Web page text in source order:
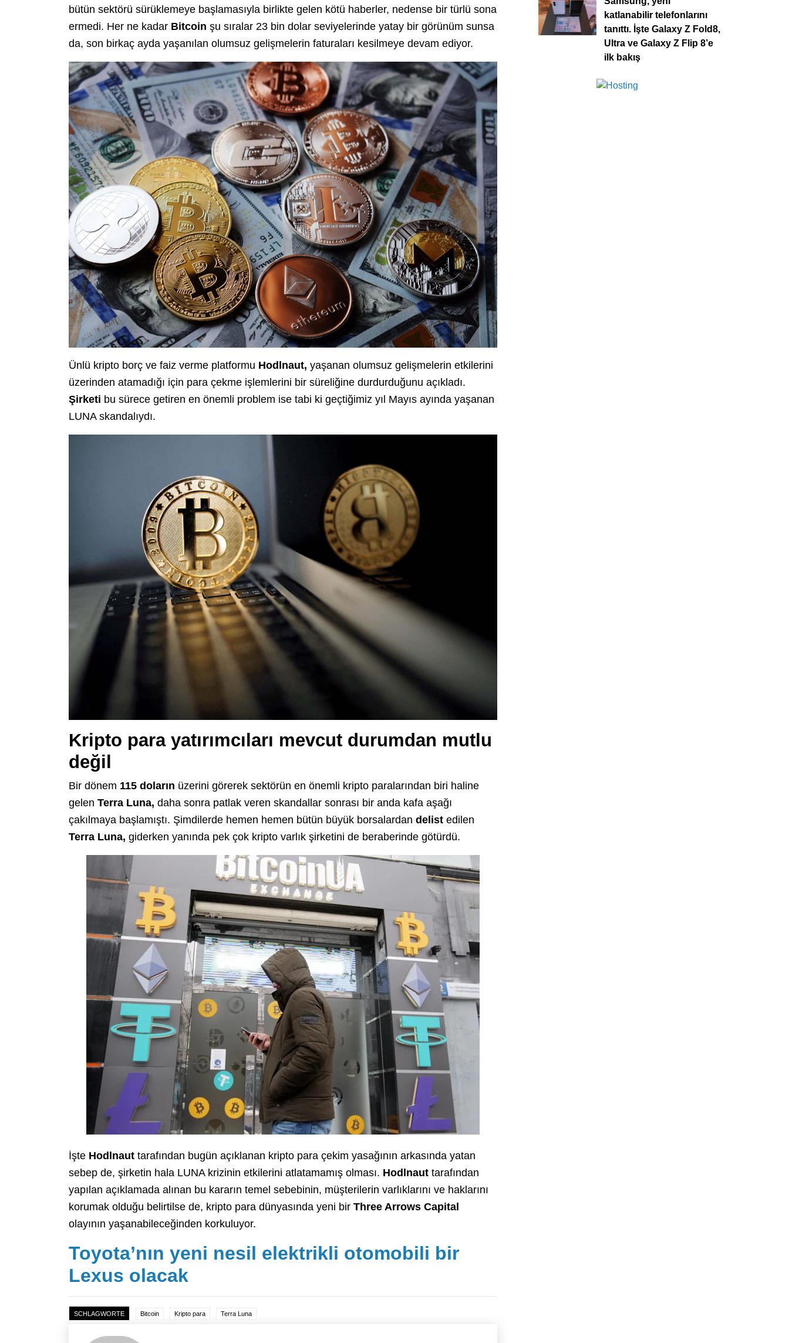
bütün sektörü sürüklemeye başlamasıyla birlikte gelen kötü haberler, nedense bir türlü sona
ermedi. Her ne kadar Bitcoin şu sıralar 23 bin dolar seviyelerinde yatay bir görünüm sunsa
da, son birkaç ayda yaşanılan olumsuz gelişmelerin faturaları kesilmeye devam ediyor.
Ünlü kripto borç ve faiz verme platformu Hodlnaut, yaşanan olumsuz gelişmelerin etkilerini
üzerinden atamadığı için para çekme işlemlerini bir süreliğine durdurduğunu açıkladı.
Şirketi bu sürece getiren en önemli problem ise tabi ki geçtiğimiz yıl Mayıs ayında yaşanan
LUNA skandalıydı.
Kripto para yatırımcıları mevcut durumdan mutlu
değil
Bir dönem 115 doların üzerini görerek sektörün en önemli kripto paralarından biri haline
gelen Terra Luna, daha sonra patlak veren skandallar sonrası bir anda kafa aşağı
çakılmaya başlamıştı. Şimdilerde hemen hemen bütün büyük borsalardan delist edilen
Terra Luna, giderken yanında pek çok kripto varlık şirketini de beraberinde götürdü.
İşte Hodlnaut tarafından bugün açıklanan kripto para çekim yasağının arkasında yatan
sebep de, şirketin hala LUNA krizinin etkilerini atlatamamış olması. Hodlnaut tarafından
yapılan açıklamada alınan bu kararın temel sebebinin, müşterilerin varlıklarını ve haklarını
korumak olduğu belirtilse de, kripto para dünyasında yeni bir Three Arrows Capital
olayının yaşanabileceğinden korkuluyor.
Toyota’nın yeni nesil elektrikli otomobili bir
Lexus olacak
SCHLAGWORTE Bitcoin Kripto para Terra Luna
katlanabilir telefonlarını
tanıttı. İşte Galaxy Z Fold8,
Ultra ve Galaxy Z Flip 8’e
ilk bakış